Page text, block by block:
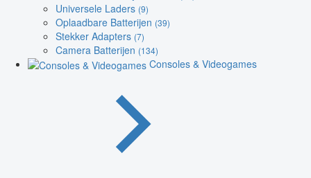
Universele Laders (9)
Oplaadbare Batterijen (39)
Stekker Adapters (7)
Camera Batterijen (134)
Consoles & Videogames